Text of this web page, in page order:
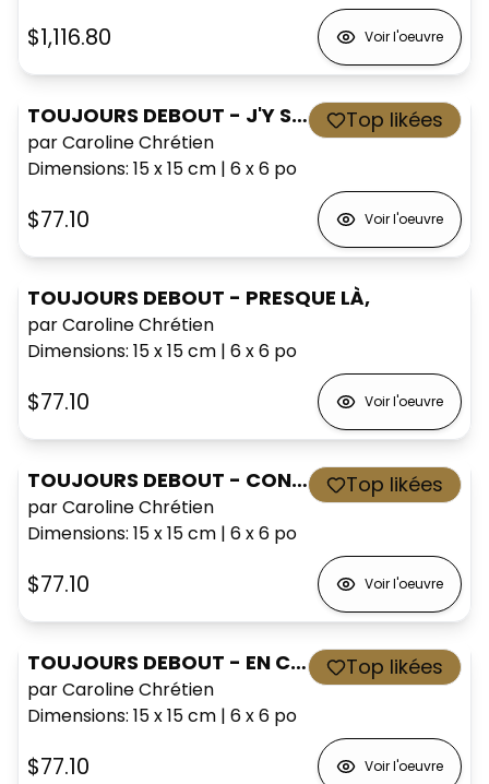
$1,116.80 Voir l'oeuvre
TOUJOURS DEBOUT - J'Y SUIS ARRIVÉ,
par Caroline Chrétien
Dimensions: 15 x 15cm | 6 x 6 po
Top likées
$77.10 Voir l'oeuvre
TOUJOURS DEBOUT - PRESQUE LÀ,
par Caroline Chrétien
Dimensions: 15 x 15cm | 6 x 6 po
$77.10 Voir l'oeuvre
TOUJOURS DEBOUT - CONTINUE D'AVANCER,
par Caroline Chrétien
Dimensions: 15 x 15cm | 6 x 6 po
Top likées
$77.10 Voir l'oeuvre
TOUJOURS DEBOUT - EN CHEMIN,
par Caroline Chrétien
Dimensions: 15 x 15cm | 6 x 6 po
Top likées
$77.10 Voir l'oeuvre